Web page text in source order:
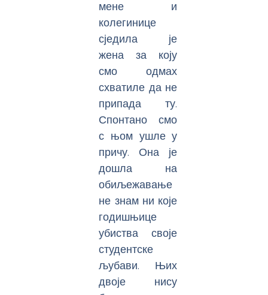
мене и
колегинице
сједила је
жена за коју
смо одмах
схватиле да не
припада ту.
Спонтано смо
с њом ушле у
причу. Она је
дошла на
обиљежавање
не знам ни које
годишњице
убиства своје
студентске
љубави. Њих
двоје нису